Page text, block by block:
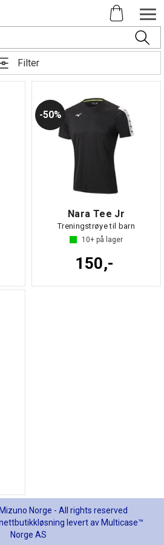
Filter
50%
Nara Tee Jr
Treningstrøye til barn
10+ på lager
150,-
Norge - All rights reserved
levert av Multicase™
Norge AS